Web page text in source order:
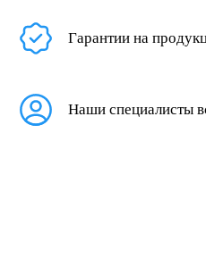
Гарантии на
Наши специалисты